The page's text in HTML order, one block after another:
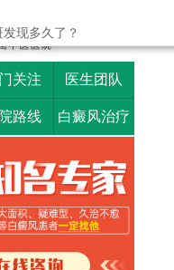
关注 医生团队
路线 白癜风治疗
现多久了？